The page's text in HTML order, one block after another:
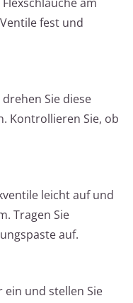
fest und
Sie diese
Kontrollieren Sie, ob
leicht auf und
Tragen Sie
auf.
ein und stellen Sie